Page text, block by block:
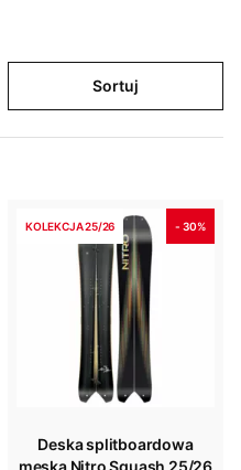
Sortuj
KOLEKCJA 25/26 - 30%
Deska splitboardowa
męska Nitro Squash 25/26